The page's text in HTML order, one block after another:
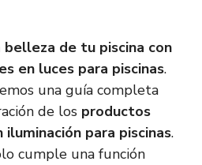
de tu piscina con
en luces para piscinas.
una guía completa
de los productos
para piscinas.
cumple una función